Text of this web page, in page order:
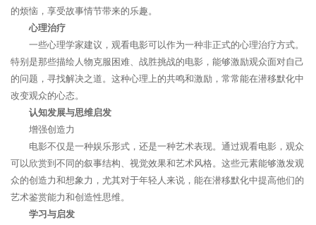
的烦恼，享受故事情节带来的乐趣。
心理治疗
一些心理学家建议，观看电影可以作为一种非正式的心理治疗方式。
特别是那些描绘人物克服困难、战胜挑战的电影，能够激励观众面对自己
的问题，寻找解决之道。这种心理上的共鸣和激励，常常能在潜移默化中
改变观众的心态。
认知发展与思维启发
增强创造力
电影不仅是一种娱乐形式，还是一种艺术表现。通过观看电影，观众
可以欣赏到不同的叙事结构、视觉效果和艺术风格。这些元素能够激发观
众的创造力和想象力，尤其对于年轻人来说，能在潜移默化中提高他们的
艺术鉴赏能力和创造性思维。
学习与启发